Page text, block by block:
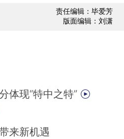
责任编辑：毕爱芳
版面编辑：刘潇
体现“特中之特”
来新机遇